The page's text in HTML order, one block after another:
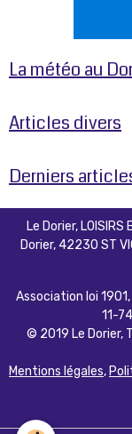
La météo au
Articles divers
Derniers
Le Dorier, LOISIRS
Dorier, 42230 ST
Association loi
11-
© 2019 Le Dorier,
Mentions légales,